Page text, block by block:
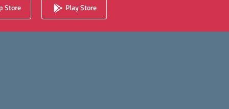
Store Play Store